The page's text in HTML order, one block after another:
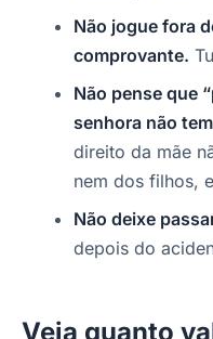
Não jogue fora
comprovante.
Não pense que
senhora não
direito da mãe
nem dos filhos,
Não deixe
depois do
Veja quanto